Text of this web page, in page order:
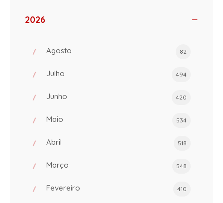
2026
Agosto 82
Julho 494
Junho 420
Maio 534
Abril 518
Março 548
Fevereiro 410